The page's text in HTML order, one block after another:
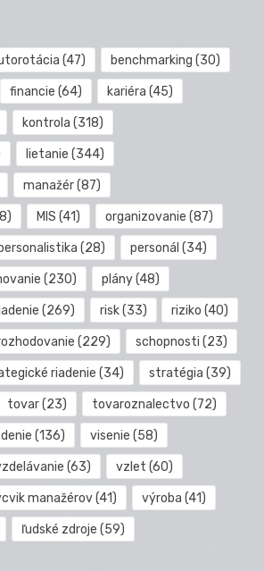
(47) benchmarking (30)
financie (64) kariéra (45)
kontrola (318)
lietanie (344)
manažér(87)
MIS (41) organizovanie (87)
(28) personál (34)
(230) plány(48)
(269) risk(33) riziko (40)
(229) schopnosti (23)
riadenie (34) stratégia (39)
tovar(23) tovaroznalectvo (72)
(136) visenie (58)
(63) vzlet (60)
manažérov(41) výroba (41)
ľudské zdroje (59)